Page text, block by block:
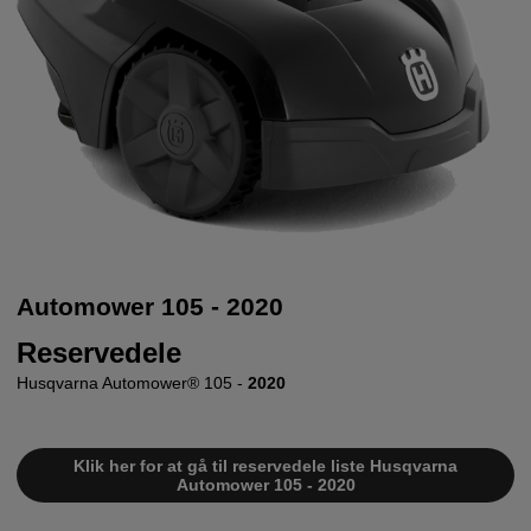
Automower 105 - 2020
Reservedele
Husqvarna Automower® 105 - 2020
Klik her for at gå til reservedele liste Husqvarna
Automower 105 - 2020